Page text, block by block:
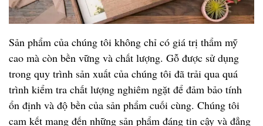
Sản phẩm của chúng tôi không chỉ có giá trị thẩm mỹ
cao mà còn bền vững và chất lượng. Gỗ được sử dụng
trong quy trình sản xuất của chúng tôi đã trải qua quá
trình kiểm tra chất lượng nghiêm ngặt để đảm bảo tính
ổn định và độ bền của sản phẩm cuối cùng. Chúng tôi
cam kết mang đến những sản phẩm đáng tin cậy và đẳng